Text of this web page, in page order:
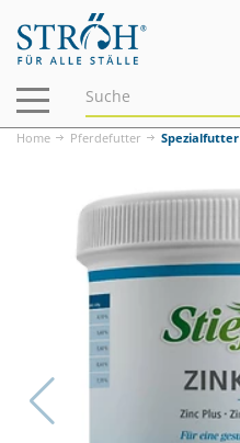
Navigation
ein-/ausblenden
Home Pferdefutter Spezialfutter